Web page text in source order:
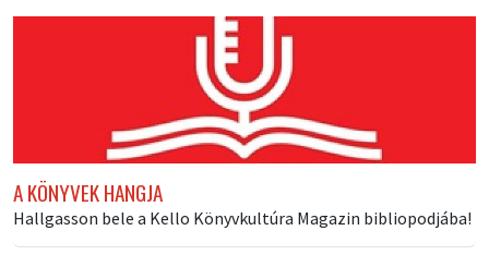
A KÖNYVEK HANGJA
Hallgasson bele a Kello Könyvkultúra Magazin bibliopodjába!